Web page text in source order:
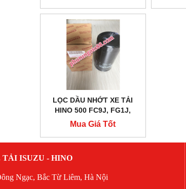
LỌC DẦU NHỚT XE TẢI
HINO 500 FC9J, FG1J,
FL1J, FM1J
Mua Giá Tốt
TẢI ISUZU - HINO
Ngạc, Bắc Từ Liêm, Hà Nội